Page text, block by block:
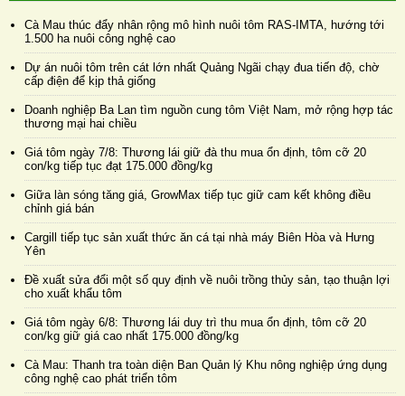
Cà Mau thúc đẩy nhân rộng mô hình nuôi tôm RAS-IMTA, hướng tới
1.500 ha nuôi công nghệ cao
Dự án nuôi tôm trên cát lớn nhất Quảng Ngãi chạy đua tiến độ, chờ
cấp điện để kịp thả giống
Doanh nghiệp Ba Lan tìm nguồn cung tôm Việt Nam, mở rộng hợp tác
thương mại hai chiều
Giá tôm ngày 7/8: Thương lái giữ đà thu mua ổn định, tôm cỡ 20
con/kg tiếp tục đạt 175.000 đồng/kg
Giữa làn sóng tăng giá, GrowMax tiếp tục giữ cam kết không điều
chỉnh giá bán
Cargill tiếp tục sản xuất thức ăn cá tại nhà máy Biên Hòa và Hưng
Yên
Đề xuất sửa đổi một số quy định về nuôi trồng thủy sản, tạo thuận lợi
cho xuất khẩu tôm
Giá tôm ngày 6/8: Thương lái duy trì thu mua ổn định, tôm cỡ 20
con/kg giữ giá cao nhất 175.000 đồng/kg
Cà Mau: Thanh tra toàn diện Ban Quản lý Khu nông nghiệp ứng dụng
công nghệ cao phát triển tôm